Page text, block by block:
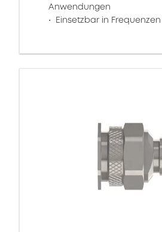
Anwendungen
Einsetzbar in Frequenzen